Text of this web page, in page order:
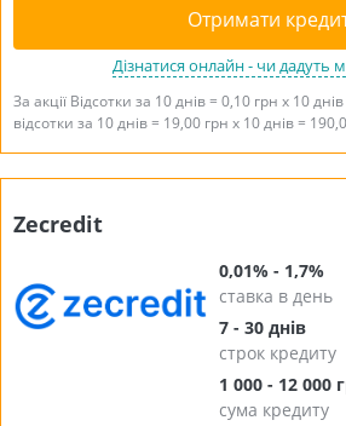
Отримати
Дізнатися онлайн - чи дадуть
За акції Відсотки за 10 днів = 0,10 грн х 10
відсотки за 10 днів = 19,00 грн х 10 днів =
Zecredit
0,01% - 1,7%
ставка в день
7 - 30 днів
строк кредиту
1 000 - 12 000
сума кредиту